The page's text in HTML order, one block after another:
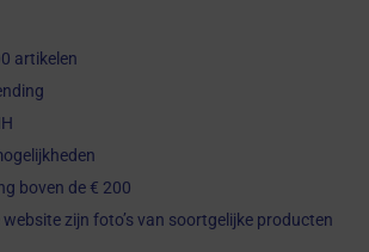
artikelen
boven de € 200
website zijn foto’s van soortgelijke producten